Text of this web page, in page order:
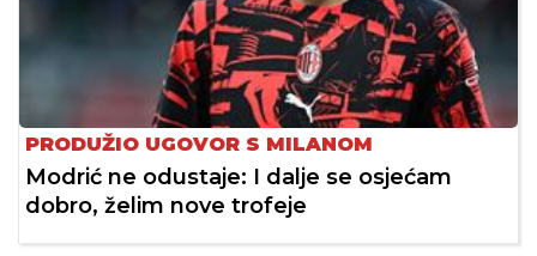
PRODUŽIO UGOVOR S MILANOM
Modrić ne odustaje: I dalje se osjećam
dobro, želim nove trofeje